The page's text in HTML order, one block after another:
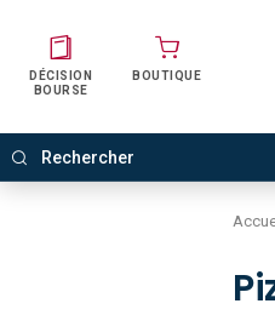
DÉCISION
BOURSE
BOUTIQUE